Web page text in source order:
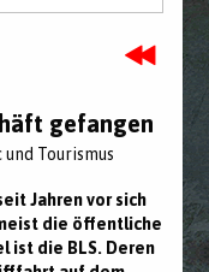
gefangen
Tourismus
Jahren vor sich
die öffentliche
ist die BLS. Deren